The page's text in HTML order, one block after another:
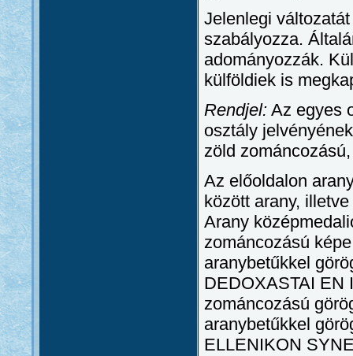
Jelenlegi
szabályozza.
adományozzák.
külföldiek is
Rendjel: Az egyes
osztály
zöld
Az előoldalon
között arany,
Arany
zománcozású
aranybetűkkel
DEDOXASTAI EN
zománcozású
aranybetűkkel
ELLENIKON